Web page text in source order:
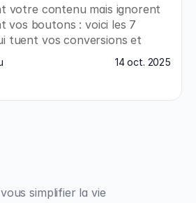
votre contenu mais ignorent
vos boutons : voici les 7
tuent vos conversions et
immédiatement.
14 oct. 2025
simplifier la vie